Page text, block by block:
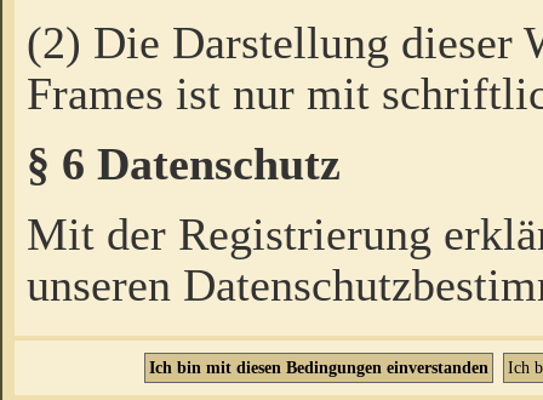
(2) Die Darstellung dieser
Frames ist nur mit
§ 6 Datenschutz
Mit der Registrierung
unseren